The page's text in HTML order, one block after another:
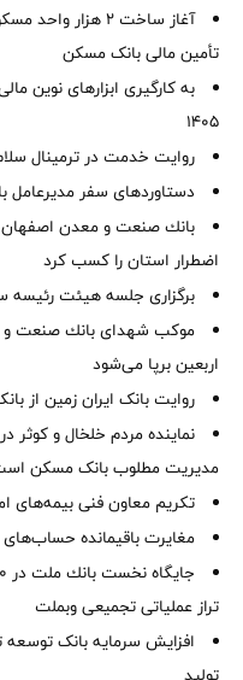
آغاز ساخت ۲
تأمین مالی بانک مسکن
به کارگیری ابزارهای
1405
روایت خدمت در ترمینال
دستاوردهای سفر مدیرعامل
بانك صنعت و معدن اصفهان
اضطرار استان را كسب كرد
برگزاری جلسه هیئت رئیسه
موكب شهدای بانك صنعت و
اربعین برپا می‌شود
روایت بانک ایران زمین از
مدیریت مطلوب بانک مسکن
تکریم معاون فنی بیمه‌های
مغایرت‌ باقیمانده حساب‌های مشتریان تا ۱۷
تراز عملیاتی تجمیعی وبملت
افزایش سرمایه بانک